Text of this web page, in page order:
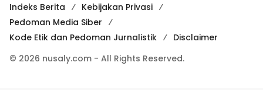
Indeks Berita
Kebijakan Privasi
Pedoman Media Siber
Kode Etik dan Pedoman Jurnalistik
Disclaimer
© 2026 nusaly.com - All Rights Reserved.